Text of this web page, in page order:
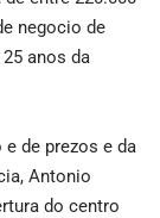
negocio de
anos da
de prezos e da
Antonio
do centro